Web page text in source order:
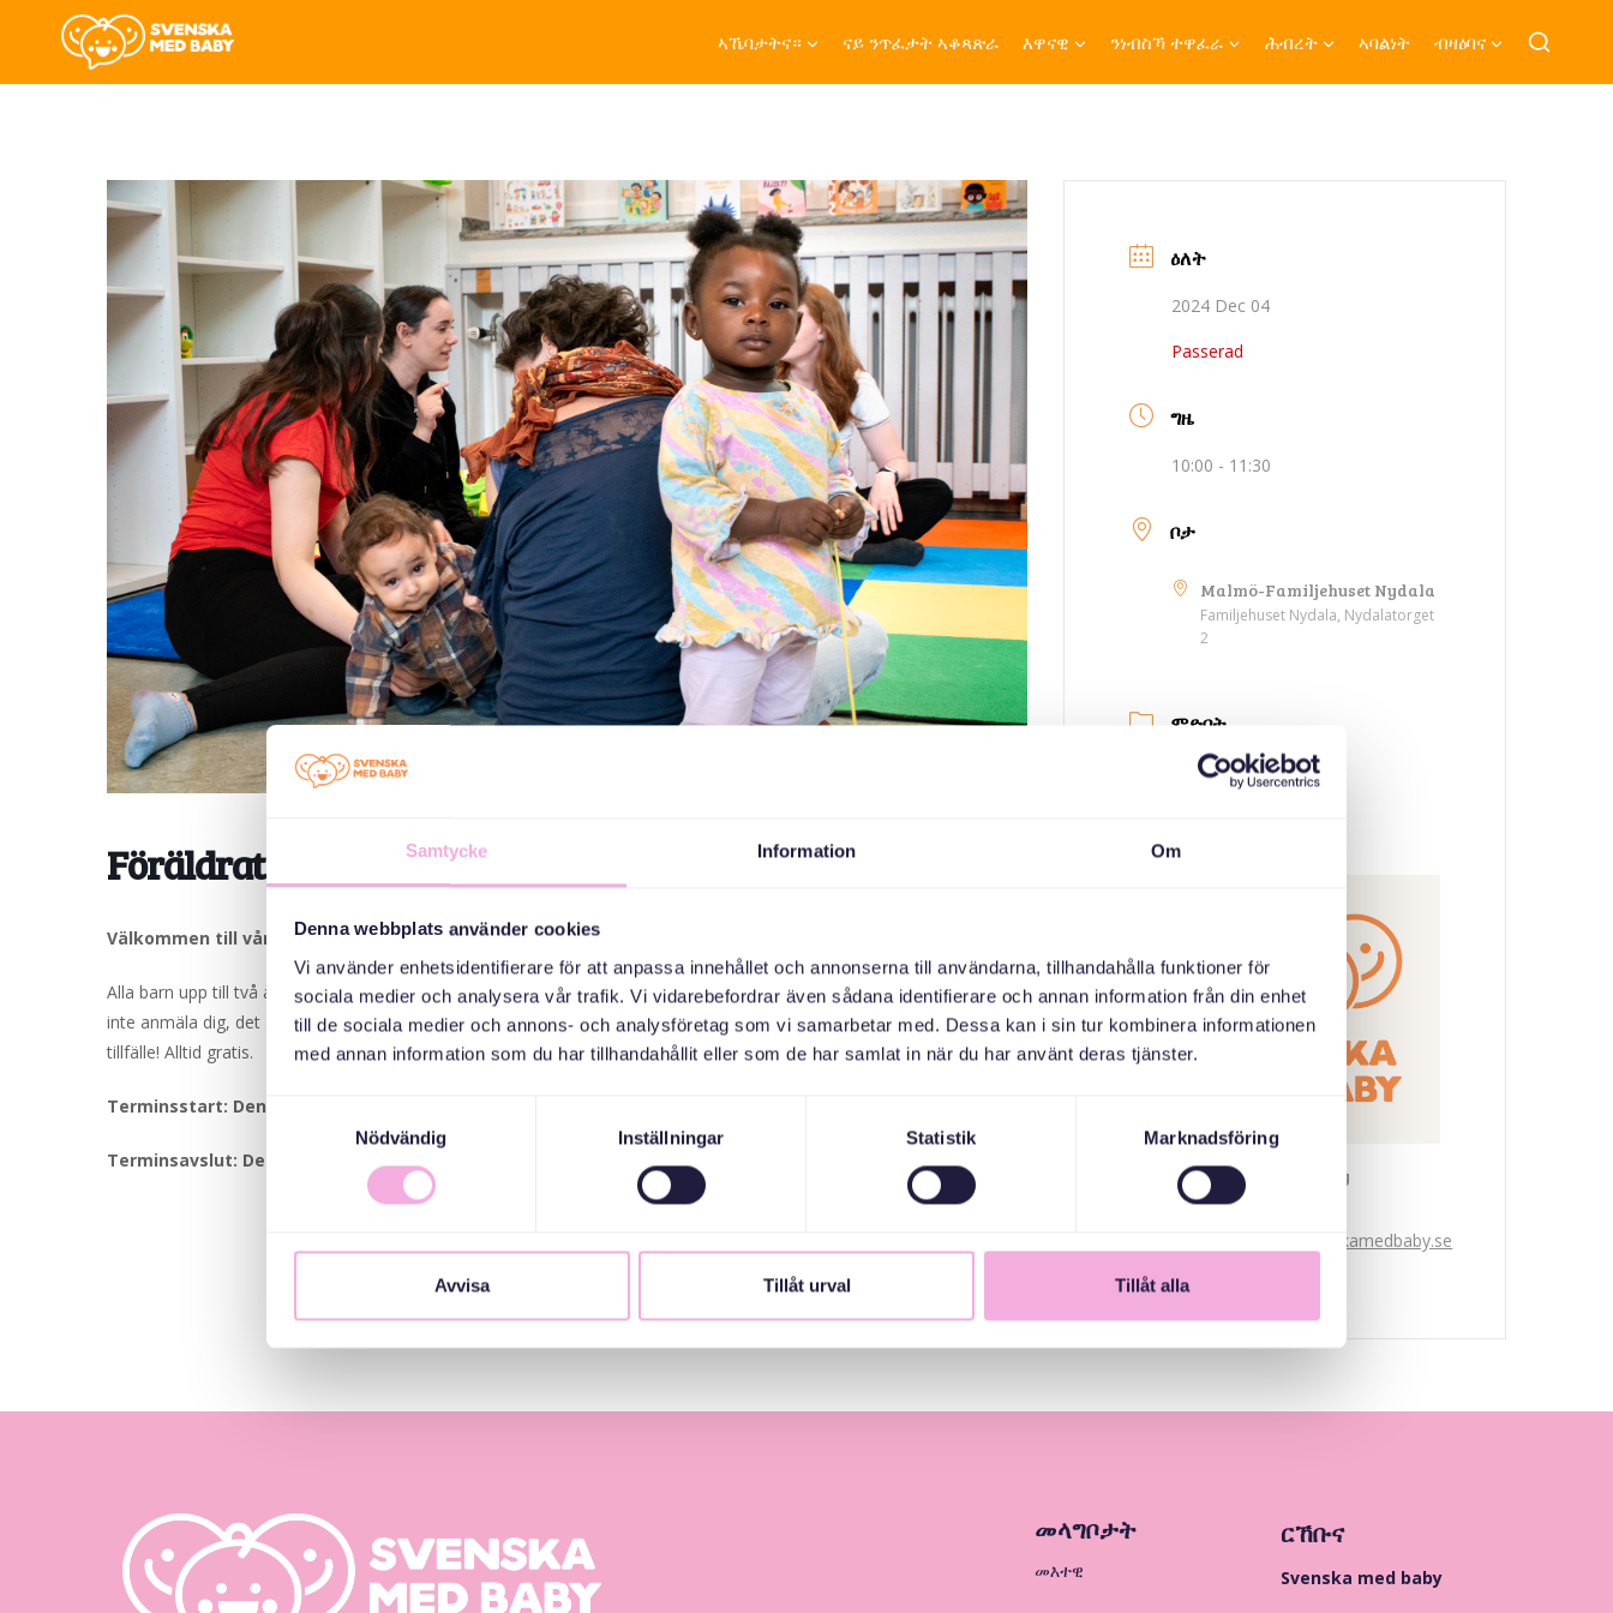
Samtycke Information Om
Denna webbplats använder cookies
Vi använder enhetsidentifierare för att anpassa innehållet och annonserna till användarna, tillhandahålla funktioner för
sociala medier och analysera vår trafik. Vi vidarebefordrar även sådana identifierare och annan information från din enhet
till de sociala medier och annons- och analysföretag som vi samarbetar med. Dessa kan i sin tur kombinera informationen
med annan information som du har tillhandahållit eller som de har samlat in när du har använt deras tjänster.
Nödvändig
Inställningar Statistik Marknadsföring
Avvisa Tillåt urval Tillåt alla
ኣኼባታትና። ናይ ንጥፈታት ኣቆጻጽራ እዋናዊ ንነብስኻ ተዋፈራ ሕብረት ኣባልነት ብዛዕባና
Föräldraträffar i Malmö
Välkommen till våra föräldraträffar i Malmö!
Alla barn upp till två år är välkomna och deras föräldrar eller annan vuxen också förstås. Till denna träff behöver du
inte anmäla dig, det är bara att komma. Vi leker, fikar och pratar. Behöver du träna på att prata svenska är det ett bra
tillfälle! Alltid gratis.
Terminsstart: Den 11 september.
Terminsavslut: Den 4 december.
ዕለት
2024 Dec 04
Passerad
ግዜ
10:00 - 11:30
ቦታ
Malmö-Familjehuset Nydala
Familjehuset Nydala, Nydalatorget
2
ምድባት
ኣኼባታት ወለዲ
ኣዳላዊ
Svenska med baby
bokningen@svenskamedbaby.se
መላግቦታት
መእተዊ
ርኸቡና
Svenska med baby